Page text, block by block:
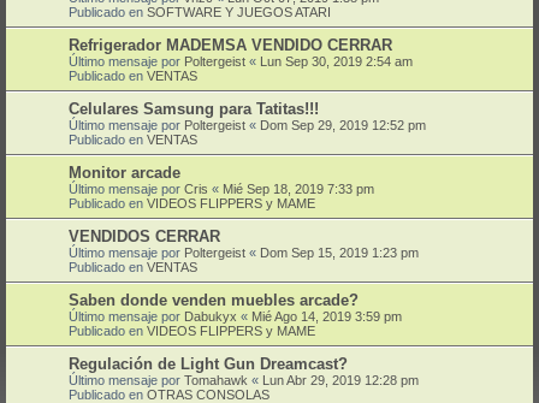
Publicado en SOFTWARE Y JUEGOS ATARI
Refrigerador MADEMSA VENDIDO CERRAR
Último mensaje por Poltergeist « Lun Sep 30, 2019 2:54 am
Publicado en VENTAS
Celulares Samsung para Tatitas!!!
Último mensaje por Poltergeist « Dom Sep 29, 2019 12:52 pm
Publicado en VENTAS
Monitor arcade
Último mensaje por Cris « Mié Sep 18, 2019 7:33 pm
Publicado en VIDEOS FLIPPERS y MAME
VENDIDOS CERRAR
Último mensaje por Poltergeist « Dom Sep 15, 2019 1:23 pm
Publicado en VENTAS
Saben donde venden muebles arcade?
Último mensaje por Dabukyx « Mié Ago 14, 2019 3:59 pm
Publicado en VIDEOS FLIPPERS y MAME
Regulación de Light Gun Dreamcast?
Último mensaje por Tomahawk « Lun Abr 29, 2019 12:28 pm
Publicado en OTRAS CONSOLAS